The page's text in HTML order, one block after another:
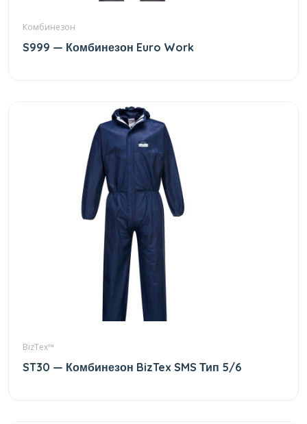
Комбинезон
S999 — Комбинезон Euro Work
BizTex™
ST30 — Комбинезон BizTex SMS Тип 5/6